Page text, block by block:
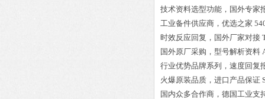
技术资料选型功能，国外专家
工业备件供应商，优选之家
时效反应回复，国外厂家对接
国外原厂采购，型号解析资料
行业优势品牌系列，速度回复
火爆原装品质，进口产品保证
国内众多合作商，德国工业支